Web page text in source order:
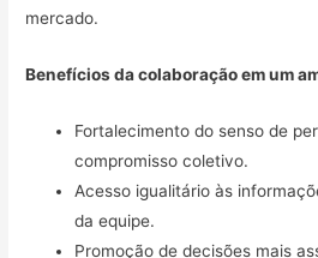
mercado.
Benefícios da colaboração em um
Fortalecimento do senso de
compromisso coletivo.
Acesso igualitário às
da equipe.
Promoção de decisões mais